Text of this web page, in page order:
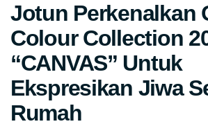
Jotun Perkenalkan
Colour Collection
“CANVAS” Untuk
Ekspresikan Jiwa
Rumah